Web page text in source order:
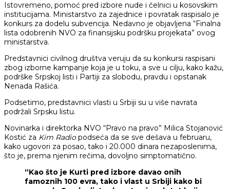
Istovremeno, pomoć pred izbore nude i čelnici u kosovskim
institucijama. Ministarstvo za zajednice i povratak raspisalo je
konkurs za dodelu subvencija. Nedavno je objavljena “Finalna
lista odobrenih NVO za finansijsku podršku projekata” ovog
ministarstva.
Predstavnici civilnog društva veruju da su konkursi raspisani
zbog izborne kampanje koja je u toku, a sve u cilju, kako kažu,
podrške Srpskoj listi i Partiji za slobodu, pravdu i opstanak
Nenada Rašića.
Podsetimo, predstavnici vlasti u Srbiji su u više navrata
podržali Srpsku listu.
Novinarka i direktorka NVO “Pravo na pravo” Milica Stojanović
Kostić za Kim Radiopodseća da se sve dešava u februaru,
kako ugovori za posao, tako i 20.000 dinara nezaposlenima,
što je, prema njenim rečima, dovoljno simptomatično.
“Kao što je Kurti pred izbore davao onih
famoznih 100 evra, tako i vlast u Srbiji kako bi